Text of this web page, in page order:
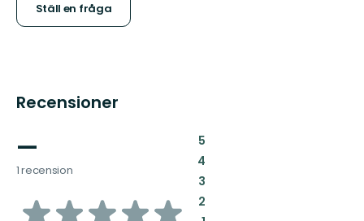
Ställ en fråga
Recensioner
—
1 recension
av
5:
4:
3:
2: